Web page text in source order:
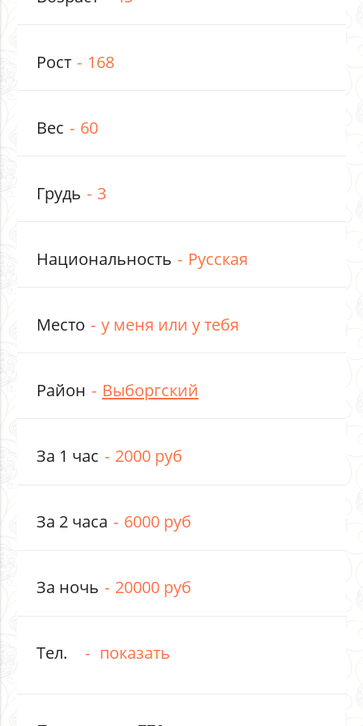
Рост 168
Вес 60
Грудь 3
Национальность Русская
Место у меня или у тебя
Район Выборгский
За 1 час 2000 руб
За 2 часа 6000 руб
За ночь 20000 руб
Тел. показать